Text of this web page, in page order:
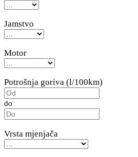
Jamstvo
Motor
Potrošnja goriva (l/100km)
do
Vrsta mjenjača